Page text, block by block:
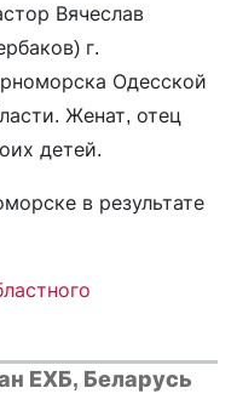
Вячеслав
г.
Одесской
Женат, отец
детей.
в результате
ЕХБ, Беларусь